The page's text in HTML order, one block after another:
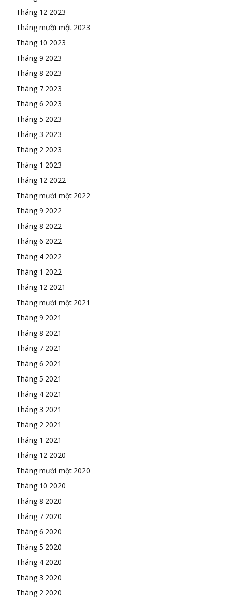
Tháng 12 2023
Tháng mười một 2023
Tháng 10 2023
Tháng 9 2023
Tháng 8 2023
Tháng 7 2023
Tháng 6 2023
Tháng 5 2023
Tháng 3 2023
Tháng 2 2023
Tháng 1 2023
Tháng 12 2022
Tháng mười một 2022
Tháng 9 2022
Tháng 8 2022
Tháng 6 2022
Tháng 4 2022
Tháng 1 2022
Tháng 12 2021
Tháng mười một 2021
Tháng 9 2021
Tháng 8 2021
Tháng 7 2021
Tháng 6 2021
Tháng 5 2021
Tháng 4 2021
Tháng 3 2021
Tháng 2 2021
Tháng 1 2021
Tháng 12 2020
Tháng mười một 2020
Tháng 10 2020
Tháng 8 2020
Tháng 7 2020
Tháng 6 2020
Tháng 5 2020
Tháng 4 2020
Tháng 3 2020
Tháng 2 2020